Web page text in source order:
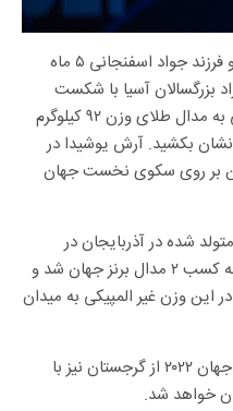
آرش یوشیدا کشتی گیر ایرانی ژاپنی و فرزند جواد اسفنجانی ۵ ماه
بزرگسالان آسیا با شکست
قاطع تمامی رقبا از جمله ارشک محبی به مدال طلای وزن ۹۲ کیلوگرم
بکشید. آرش یوشیدا در
بر روی سکوی نخست جهان
شده در آذربایجان در
رقابت‌های جهانی ۲۰۲۱ و ۲۰۲۲ موفق به کسب ۲ مدال برنز جهان شد و
این وزن غیر المپیکی به میدان
میریانی مایسورادزه دارنده مدال برنز جهان ۲۰۲۲ از گرجستان نیز با
خواهد شد.